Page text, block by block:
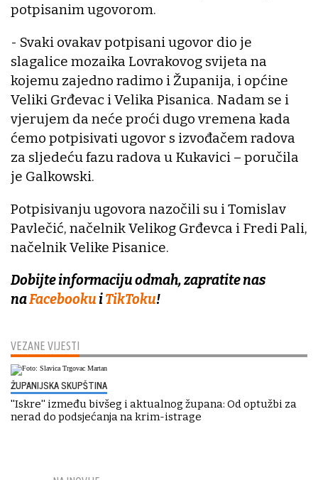
VEZANE VIJESTI
ŽUPANIJSKA SKUPŠTINA
''Iskre'' između bivšeg i aktualnog župana: Od optužbi za
nerad do podsjećanja na krim-istrage
potpisanim ugovorom.
- Svaki ovakav potpisani ugovor dio je
slagalice mozaika Lovrakovog svijeta na
kojemu zajedno radimo i Županija, i općine
Veliki Grđevac i Velika Pisanica. Nadam se i
vjerujem da neće proći dugo vremena kada
ćemo potpisivati ugovor s izvođačem radova
za sljedeću fazu radova u Kukavici – poručila
je Galkowski.
Potpisivanju ugovora nazočili su i Tomislav
Pavlečić, načelnik Velikog Grđevca i Fredi Pali,
načelnik Velike Pisanice.
Dobijte informaciju odmah, zapratite nas
naFacebookuiTikToku!